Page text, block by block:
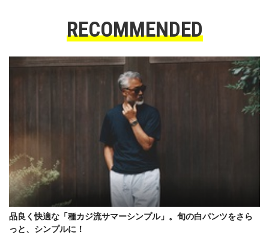
RECOMMENDED
品良く快適な「種カジ流サマーシンプル」。旬の白パンツをさら
っと、シンプルに！